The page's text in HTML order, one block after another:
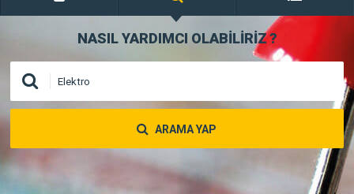
NASIL YARDIMCI OLABİLİRİZ?
ARAMA YAP